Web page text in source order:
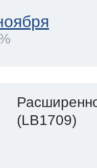
(LB1709)